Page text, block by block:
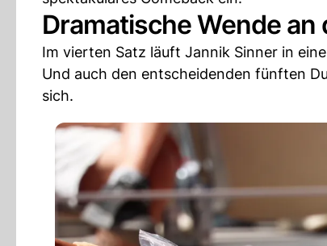
Dramatische Wende an
Im vierten Satz läuft Jannik Sinner in
Und auch den entscheidenden fünften
sich.